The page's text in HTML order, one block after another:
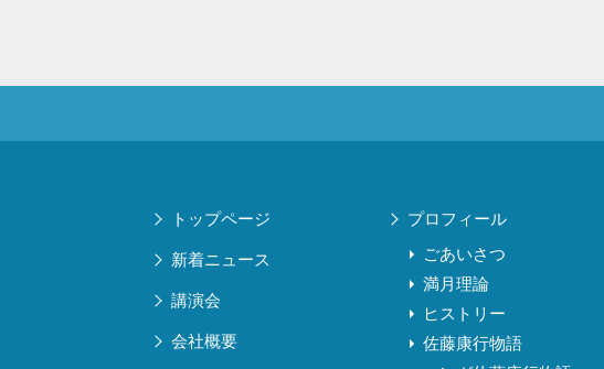
トップページ
新着ニュース
講演会
会社概要
プロフィール
ごあいさつ
満月理論
ヒストリー
佐藤康行物語